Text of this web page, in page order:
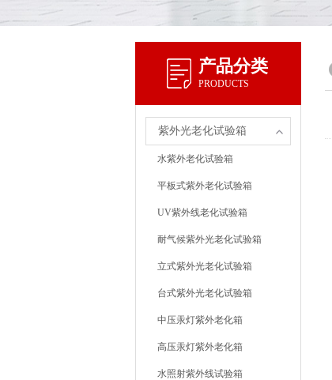
产品分类
PRODUCTS
紫外光老化试验箱
水紫外老化试验箱
平板式紫外老化试验箱
UV紫外线老化试验箱
耐气候紫外光老化试验箱
立式紫外光老化试验箱
台式紫外光老化试验箱
中压汞灯紫外老化箱
高压汞灯紫外老化箱
水照射紫外线试验箱